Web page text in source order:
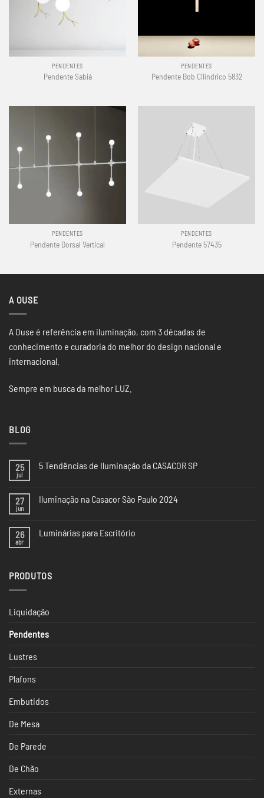
PENDENTES
Pendente Sabiá
PENDENTES
Pendente Bob Cilíndrico 5832
PENDENTES
Pendente Dorsal Vertical
PENDENTES
Pendente 57435
A OUSE
A Ouse é referência em iluminação, com 3 décadas de
conhecimento e curadoria do melhor do design nacional e
internacional.
Sempre em busca da melhor LUZ.
BLOG
25
jul
5 Tendências de Iluminação da CASACOR SP
da
CASACOR
27
jun
Iluminação na Casacor São Paulo 2024
Iluminação
2024
26
abr
Luminárias para Escritório
para
PRODUTOS
Liquidação
Pendentes
Lustres
Plafons
Embutidos
De Mesa
De Parede
De Chão
Externas